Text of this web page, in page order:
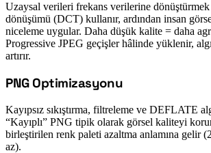
Uzaysal verileri frekans verilerine
dönüşümü (DCT) kullanır, ardından insan
niceleme uygular. Daha düşük kalite = daha
Progressive JPEG geçişler hâlinde yüklenir,
artırır.
#
PNG Optimizasyonu
Kayıpsız sıkıştırma, filtreleme ve DEFLATE
“Kayıplı” PNG tipik olarak görsel kaliteyi
birleştirilen renk paleti azaltma anlamına gelir
az).